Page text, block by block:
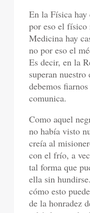
En la Física
por eso el físico
Medicina hay
no por eso el
Es decir, en la
superan
debemos
comunica.
Como aquel
no había visto
creía al
con el frío, a
tal forma que
ella sin
cómo esto
de la honradez